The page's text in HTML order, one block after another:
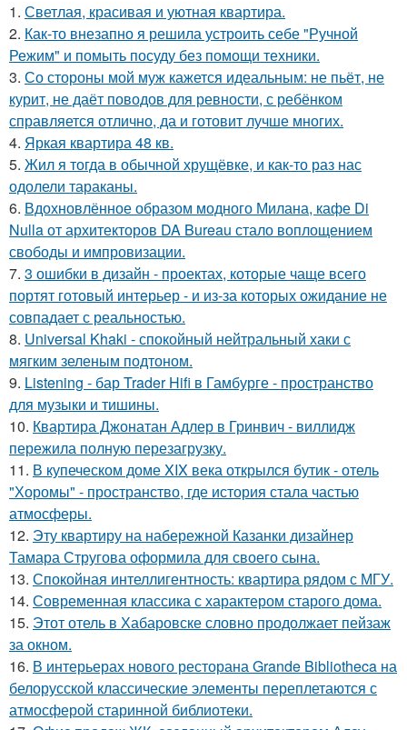
1. Светлая, красивая и уютная квартира.
2. Как-то внезапно я решила устроить себе "Ручной
Режим" и помыть посуду без помощи техники.
3. Со стороны мой муж кажется идеальным: не пьёт, не
курит, не даёт поводов для ревности, с ребёнком
справляется отлично, да и готовит лучше многих.
4. Яркая квартира 48 кв.
5. Жил я тогда в обычной хрущёвке, и как-то раз нас
одолели тараканы.
6. Вдохновлённое образом модного Милана, кафе Di
Nulla от архитекторов DA Bureau стало воплощением
свободы и импровизации.
7. 3 ошибки в дизайн - проектах, которые чаще всего
портят готовый интерьер - и из-за которых ожидание не
совпадает с реальностью.
8. Universal Khaki - спокойный нейтральный хаки с
мягким зеленым подтоном.
9. Listening - бар Trader Hifi в Гамбурге - пространство
для музыки и тишины.
10. Квартира Джонатан Адлер в Гринвич - виллидж
пережила полную перезагрузку.
11. В купеческом доме XIX века открылся бутик - отель
"Хоромы" - пространство, где история стала частью
атмосферы.
12. Эту квартиру на набережной Казанки дизайнер
Тамара Стругова оформила для своего сына.
13. Спокойная интеллигентность: квартира рядом с МГУ.
14. Современная классика с характером старого дома.
15. Этот отель в Хабаровске словно продолжает пейзаж
за окном.
16. В интерьерах нового ресторана Grande Bibliotheca на
белорусской классические элементы переплетаются с
атмосферой старинной библиотеки.